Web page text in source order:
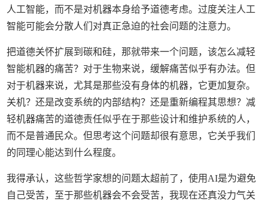
人工智能，而不是对机器本身给予道德考虑。过度关注人工
智能可能会分散人们对真正急迫的社会问题的注意力。
把道德关怀扩展到碳和硅，那就带来一个问题，该怎么减轻
智能机器的痛苦？对于生物来说，缓解痛苦似乎有办法。但
对于机器来说，尤其是那些没有身体的机器，它更加复杂。
关机？还是改变系统的内部结构？还是重新编程其思想？减
轻机器痛苦的道德责任似乎在于那些设计和维护系统的人，
而不是普通民众。但思考这个问题却很有意思，它关乎我们
的同理心能达到什么程度。
我得承认，这些哲学家想的问题太超前了，使用AI是为避免
自己受苦，至于那些机器会不会受苦，我现在还真没力气关